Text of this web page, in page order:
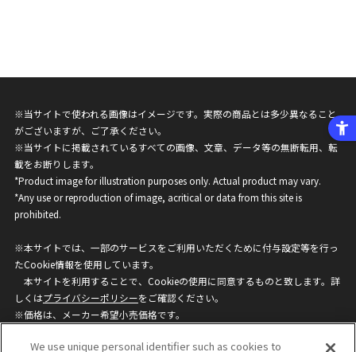
※当サイトで使われる画像はイメージです。実際の商品とは多少異なること
がございますが、ご了承ください。
※当サイトに掲載されているすべての画像、文章、データ等の無断転用、転
載をお断りします。
*Product image for illustration purposes only. Actual product may vary.
*Any use or reproduction of image, acritical or data from this site is
prohibited.
※本サイトでは、一部のサービスをご利用いただくために付与設定等を行っ
たCookie情報を使用しています。
本サイトを利用することで、Cookieの使用に同意するものと致します。詳
しくはプライバシーポリシーをご確認ください。
※価格は、メーカー希望小売価格です。
ざいますのでご了承ください。
We use unique personal identifier such as cookies to